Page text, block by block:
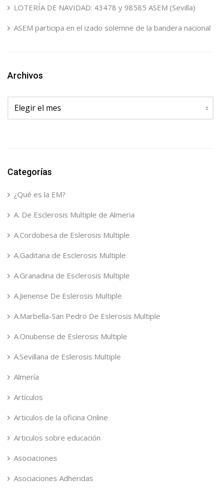
LOTERÍA DE NAVIDAD: 43478 y 98585 ASEM (Sevilla)
ASEM participa en el izado solemne de la bandera nacional
Archivos
Archivos
Categorías
¿Qué es la EM?
A. De Esclerosis Multiple de Almeria
A.Cordobesa de Eslerosis Multiple
A.Gaditana de Esclerosis Multiple
A.Granadina de Esclerosis Multiple
A.Jienense De Eslerosis Multiple
A.Marbella-San Pedro De Eslerosis Multiple
A.Onubense de Eslerosis Multiple
A.Sevillana de Eslerosis Multiple
Almería
Artículos
Articulos de la oficina Online
Articulos sobre educación
Asociaciones
Asociaciones Adheridas